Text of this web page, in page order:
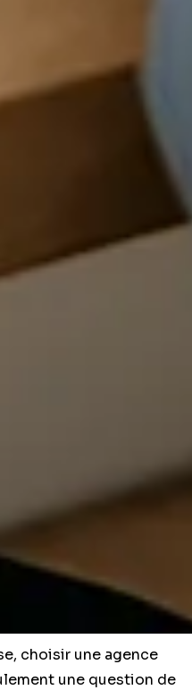
choisir une agence
une question de